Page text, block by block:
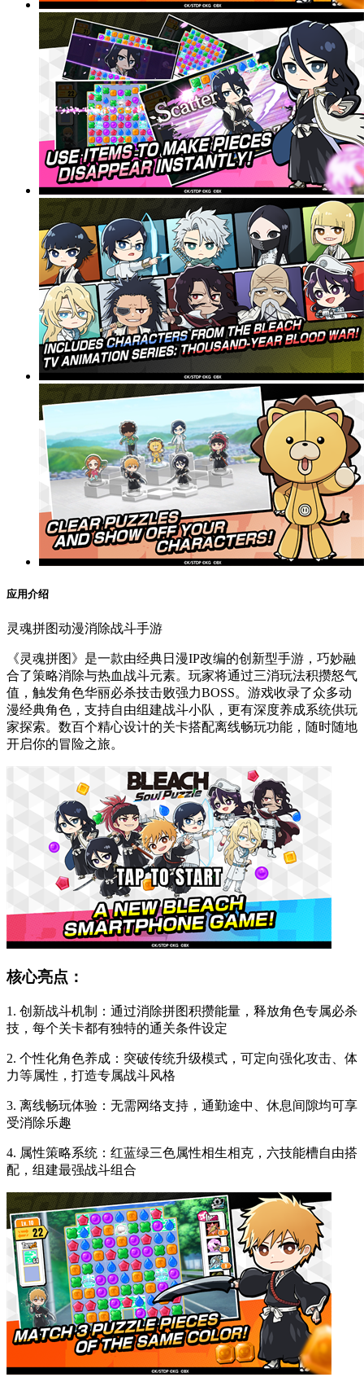
应用介绍
灵魂拼图动漫消除战斗手游
《灵魂拼图》是一款由经典日漫IP改编的创新型手游，巧妙融
合了策略消除与热血战斗元素。玩家将通过三消玩法积攒怒气
值，触发角色华丽必杀技击败强力BOSS。游戏收录了众多动
漫经典角色，支持自由组建战斗小队，更有深度养成系统供玩
家探索。数百个精心设计的关卡搭配离线畅玩功能，随时随地
开启你的冒险之旅。
核心亮点：
1. 创新战斗机制：通过消除拼图积攒能量，释放角色专属必杀
技，每个关卡都有独特的通关条件设定
2. 个性化角色养成：突破传统升级模式，可定向强化攻击、体
力等属性，打造专属战斗风格
3. 离线畅玩体验：无需网络支持，通勤途中、休息间隙均可享
受消除乐趣
4. 属性策略系统：红蓝绿三色属性相生相克，六技能槽自由搭
配，组建最强战斗组合